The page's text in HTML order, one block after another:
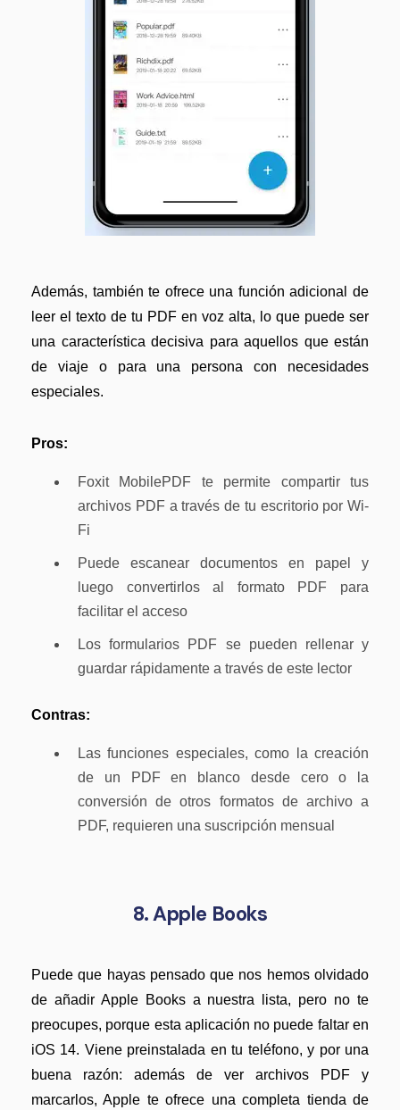
Además, también te ofrece una función adicional de
leer el texto de tu PDF en voz alta, lo que puede ser
una característica decisiva para aquellos que están
de viaje o para una persona con necesidades
especiales.
Pros:
Foxit MobilePDF te permite compartir tus
archivos PDF a través de tu escritorio por Wi-
Fi
Puede escanear documentos en papel y
luego convertirlos al formato PDF para
facilitar el acceso
Los formularios PDF se pueden rellenar y
guardar rápidamente a través de este lector
Contras:
Las funciones especiales, como la creación
de un PDF en blanco desde cero o la
conversión de otros formatos de archivo a
PDF, requieren una suscripción mensual
8. Apple Books
Puede que hayas pensado que nos hemos olvidado
de añadir Apple Books a nuestra lista, pero no te
preocupes, porque esta aplicación no puede faltar en
iOS 14. Viene preinstalada en tu teléfono, y por una
buena razón: además de ver archivos PDF y
marcarlos, Apple te ofrece una completa tienda de